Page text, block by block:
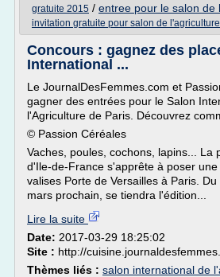
gratuite 2015 / entree pour le salon de
invitation gratuite pour salon de
Concours : gagnez des
International ...
Le JournalDesFemmes.com et
gagner des entrées pour le Salon
l'Agriculture de Paris. Découvrez
© Passion Céréales
Vaches, poules, cochons, lapins... La
d'Ile-de-France s'apprête à poser
valises Porte de Versailles à Paris.
mars prochain, se tiendra l'édition...
Lire la suite
Date: 2017-03-29 18:25:02
Site : http://
Thèmes liés : salon international de